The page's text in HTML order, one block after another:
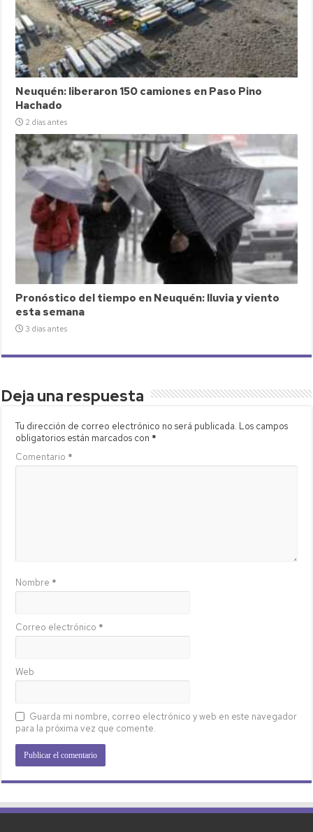
Neuquén: liberaron 150 camiones en Paso Pino
Hachado
2 días antes
Pronóstico del tiempo en Neuquén: lluvia y viento
esta semana
3 días antes
Deja una respuesta
Tu dirección de correo electrónico no será publicada. Los campos
obligatorios están marcados con *
Comentario *
Nombre *
Correo electrónico *
Web
Guarda mi nombre, correo electrónico y web en este navegador
para la próxima vez que comente.